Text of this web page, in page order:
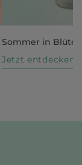
Sommer in Blüte
Jetzt entdecken